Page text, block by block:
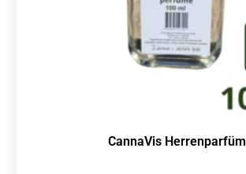
CannaVis Herrenparfüm